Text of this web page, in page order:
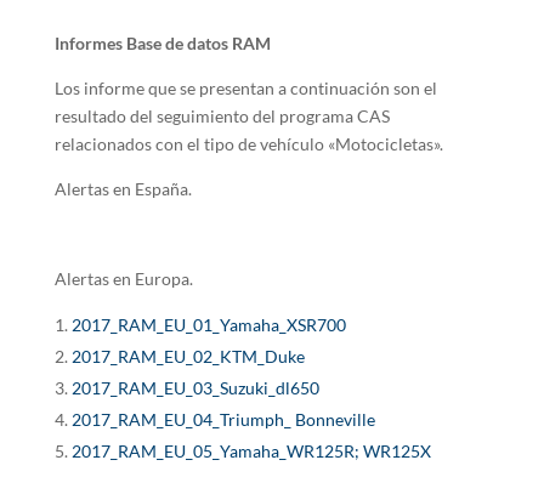
Informes Base de datos RAM
Los informe que se presentan a continuación son el
resultado del seguimiento del programa CAS
relacionados con el tipo de vehículo «Motocicletas».
Alertas en España.
Alertas en Europa.
2017_RAM_EU_01_Yamaha_XSR700
2017_RAM_EU_02_KTM_Duke
2017_RAM_EU_03_Suzuki_dl650
2017_RAM_EU_04_Triumph_ Bonneville
2017_RAM_EU_05_Yamaha_WR125R; WR125X